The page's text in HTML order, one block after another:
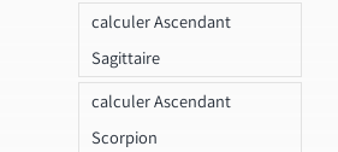
calculer Ascendant
Sagittaire
calculer Ascendant
Scorpion